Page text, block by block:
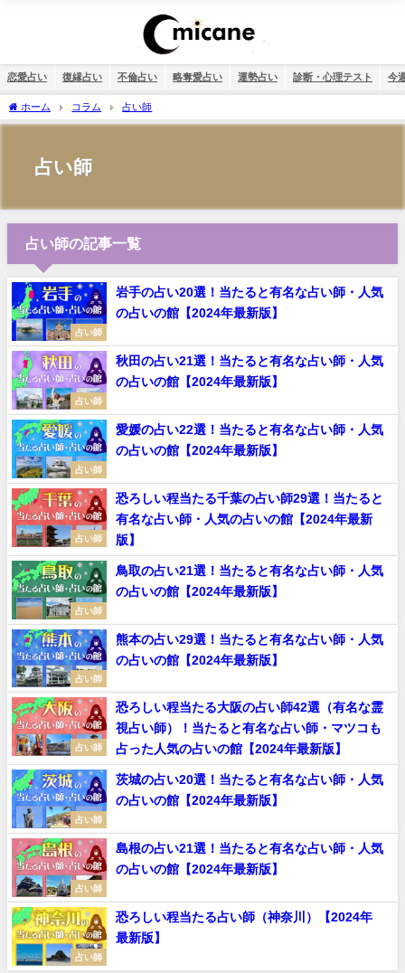
恋愛占い 復縁占い 不倫占い 略奪愛占い 運勢占い 診断・心理テスト 今
ホーム コラム 占い師
占い師
占い師の記事一覧
占い師
岩手の占い20選！当たると有名な占い師・人気
の占いの館【2024年最新版】
占い師
秋田の占い21選！当たると有名な占い師・人気
の占いの館【2024年最新版】
占い師
愛媛の占い22選！当たると有名な占い師・人気
の占いの館【2024年最新版】
占い師
恐ろしい程当たる千葉の占い師29選！当たると
有名な占い師・人気の占いの館【2024年最新
版】
占い師
鳥取の占い21選！当たると有名な占い師・人気
の占いの館【2024年最新版】
占い師
熊本の占い29選！当たると有名な占い師・人気
の占いの館【2024年最新版】
占い師
恐ろしい程当たる大阪の占い師42選（有名な霊
視占い師）！当たると有名な占い師・マツコも
占った人気の占いの館【2024年最新版】
占い師
茨城の占い20選！当たると有名な占い師・人気
の占いの館【2024年最新版】
占い師
島根の占い21選！当たると有名な占い師・人気
の占いの館【2024年最新版】
占い師
恐ろしい程当たる占い師（神奈川）【2024年
最新版】